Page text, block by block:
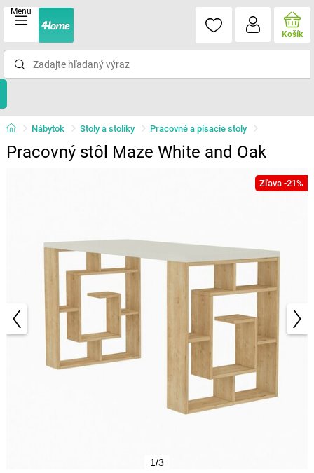
Menu
Košík
Nábytok Stoly a stolíky Pracovné a písacie stoly
Pracovný stôl Maze White and Oak
Zľava -21%
1/3